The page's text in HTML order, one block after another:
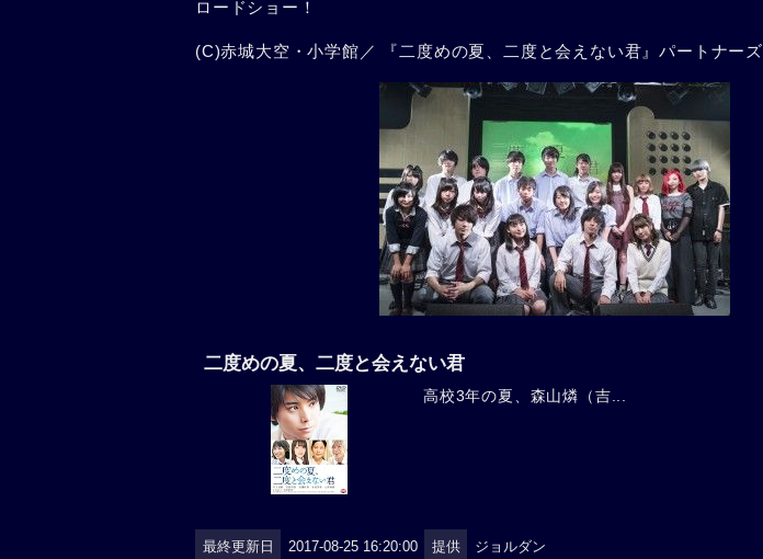
ロードショー！
(C)赤城大空・小学館／ 『二度めの夏、二度と会えない君』パートナーズ
二度めの夏、二度と会えない君
高校3年の夏、森山燐（吉...
最終更新日 2017-08-25 16:20:00 提供 ジョルダン